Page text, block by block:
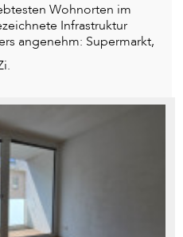
Wohnorten im
Infrastruktur
angenehm: Supermarkt,